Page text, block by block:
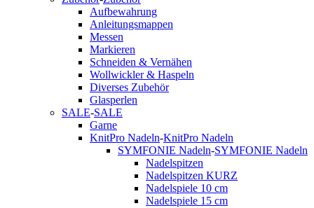
Aufbewahrung
Anleitungsmappen
Messen
Markieren
Schneiden & Vernähen
Wollwickler & Haspeln
Diverses Zubehör
Glasperlen
SALE-SALE
Garne
KnitPro Nadeln-KnitPro Nadeln
SYMFONIE Nadeln-SYMFONIE Nadeln
Nadelspitzen
Nadelspitzen KURZ
Nadelspiele 10 cm
Nadelspiele 15 cm